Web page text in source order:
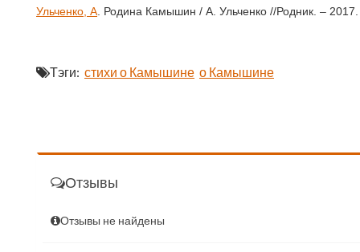
Ульченко, А . Родина Камышин / А. Ульченко //Родник. –
Тэги: стихи о Камышине о Камышине
Отзывы
Отзывы не найдены